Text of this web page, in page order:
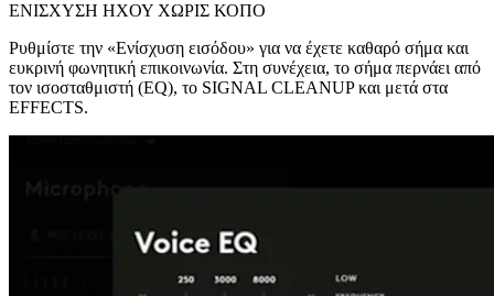
ΕΝΙΣΧΥΣΗ ΗΧΟΥ ΧΩΡΙΣ ΚΟΠΟ
Ρυθμίστε την «Ενίσχυση εισόδου» για να έχετε καθαρό σήμα και
ευκρινή φωνητική επικοινωνία. Στη συνέχεια, το σήμα περνάει από
τον ισοσταθμιστή (EQ), το SIGNAL CLEANUP και μετά στα
EFFECTS.